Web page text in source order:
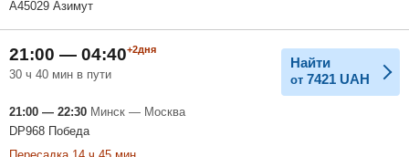
A45029 Азимут
21:00 — 04:40+2дня
30 ч 40 мин в пути
Найти
от 7421 UAH
21:00 — 22:30 Минск — Москва
DP968 Победа
Пересадка 14 ч 45 мин